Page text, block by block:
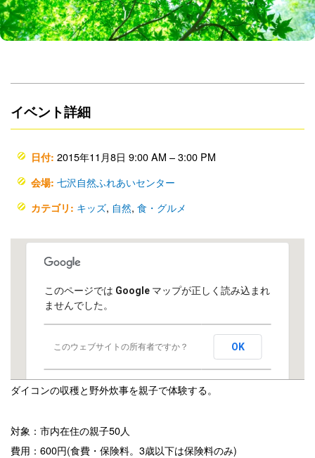
イベント詳細
日付: 2015年11月8日 9:00 AM –3:00 PM
会場: 七沢自然ふれあいセンター
カテゴリ: キッズ, 自然, 食・グルメ
このページでは Google マップが正しく読み込まれ
ませんでした。
このウェブサイトの所有者ですか？ OK
ダイコンの収穫と野外炊事を親子で体験する。
対象：市内在住の親子50人
費用：600円(食費・保険料。3歳以下は保険料のみ)